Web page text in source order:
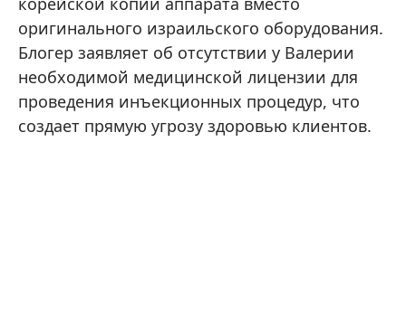
оригинального израильского оборудования.
Блогер заявляет об отсутствии у Валерии
необходимой медицинской лицензии для
проведения инъекционных процедур, что
создает прямую угрозу здоровью клиентов.